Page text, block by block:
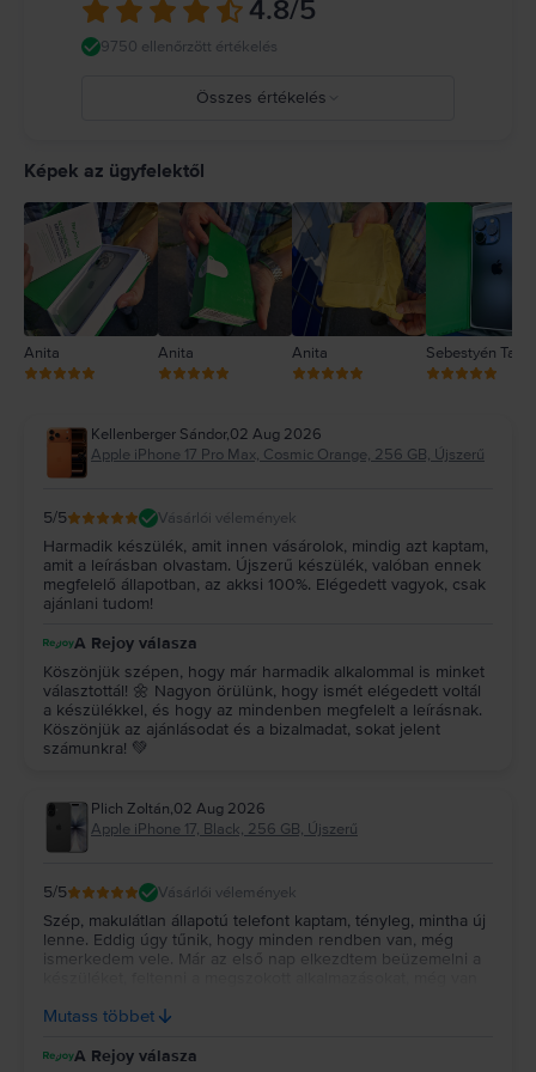
https://support.apple.com/ro-ro/guide/iphone/iph301fc905/ios
4.8/5
9750 ellenőrzött értékelés
Összes értékelés
2
1
Képek az ügyfelektől
Anita Anita Anita Sebestyén
Kellenberger Sándor,02 Aug 2026
Apple iPhone 17 Pro Max, Cosmic Orange, 256 GB, Újszerű
5/5 Vásárlói vélemények
Harmadik készülék, amit innen vásárolok, mindig azt kaptam,
amit a leírásban olvastam. Újszerű készülék, valóban ennek
megfelelő állapotban, az akksi 100%. Elégedett vagyok, csak
ajánlani tudom!
A Rejoy válasza
Köszönjük szépen, hogy már harmadik alkalommal is minket
választottál! 🌼 Nagyon örülünk, hogy ismét elégedett voltál
a készülékkel, és hogy az mindenben megfelelt a leírásnak.
Köszönjük az ajánlásodat és a bizalmadat, sokat jelent
számunkra! 💚
Plich Zoltán,02 Aug 2026
Apple iPhone 17, Black, 256 GB, Újszerű
5/5 Vásárlói vélemények
Szép, makulátlan állapotú telefont kaptam, tényleg, mintha új
lenne. Eddig úgy tűnik, hogy minden rendben van, még
ismerkedem vele. Már az első nap elkezdtem beüzemelni a
eladni, ahogy lementettem róla mindent.
Mutass többet
A Rejoy válasza